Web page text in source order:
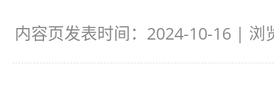
内容页发表时间：2024-10-16 | 浏